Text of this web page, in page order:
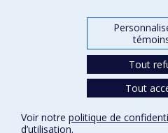
Tout
Tout
Voir notre politique de
d’utilisation.